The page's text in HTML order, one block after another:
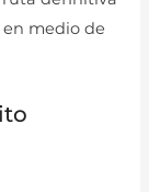
medio de